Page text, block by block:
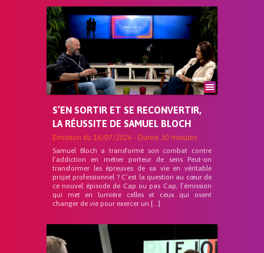
S’EN SORTIR ET SE RECONVERTIR,
LA RÉUSSITE DE SAMUEL BLOCH
Emission du 16/07/2026 - Durée 30 minutes
Samuel Bloch a transformé son combat contre
l’addiction en métier porteur de sens Peut-on
transformer les épreuves de sa vie en véritable
projet professionnel ? C’est la question au cœur de
ce nouvel épisode de Cap ou pas Cap, l’émission
qui met en lumière celles et ceux qui osent
changer de vie pour exercer un […]